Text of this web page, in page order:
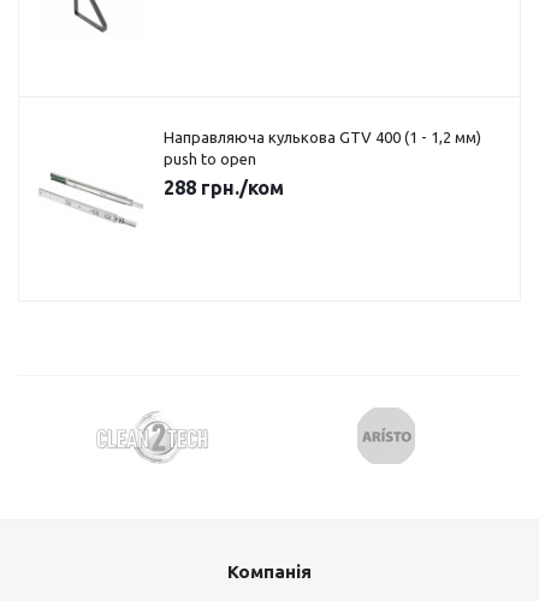
Направляюча кулькова GTV 400 (1 - 1,2 мм)
push to open
288 грн./ком
Компанія